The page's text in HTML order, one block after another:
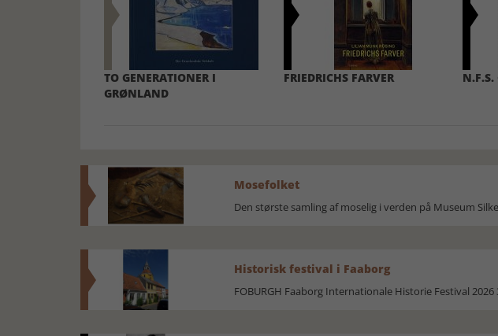
TO GENERATIONER I
GRØNLAND
FRIEDRICHS FARVER N.F.S.
Mosefolket
Den største samling af moselig i verden på Museum
Historisk festival i Faaborg
FOBURGH Faaborg Internationale Historie Festival